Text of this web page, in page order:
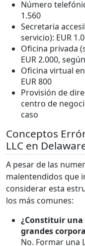
Número
1.560
Secretaria
servicio): EUR
Oficina privada
EUR 2.000,
Oficina virtual
EUR 800
Provisión de
centro de
caso
Conceptos
LLC en
A pesar de las
malentendidos que
considerar esta
los más comunes:
¿Constituir una
grandes
No. Formar una